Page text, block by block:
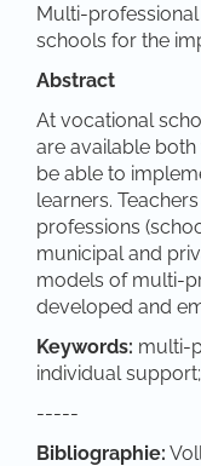
Multi-
schools for the
Abstract
At vocational
are available
be able to
learners.
professions
municipal and
models of multi-
developed and
Keywords: multi-
individual
-----
Bibliographie: